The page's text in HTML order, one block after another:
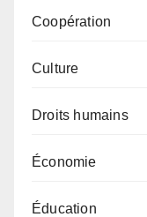
Coopération
Culture
Droits humains
Économie
Éducation